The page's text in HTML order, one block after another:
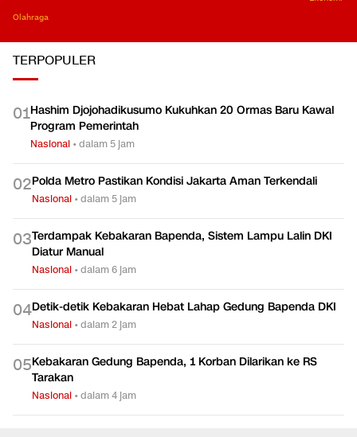
Olahraga
TERPOPULER
01Hashim Djojohadikusumo Kukuhkan 20 Ormas Baru Kawal
Program Pemerintah
Nasional •dalam 5 jam
02Polda Metro Pastikan Kondisi Jakarta Aman Terkendali
Nasional •dalam 5 jam
03Terdampak Kebakaran Bapenda, Sistem Lampu Lalin DKI
Diatur Manual
Nasional •dalam 6 jam
04Detik-detik Kebakaran Hebat Lahap Gedung Bapenda DKI
Nasional •dalam 2 jam
05Kebakaran Gedung Bapenda, 1 Korban Dilarikan ke RS
Tarakan
Nasional •dalam 4 jam